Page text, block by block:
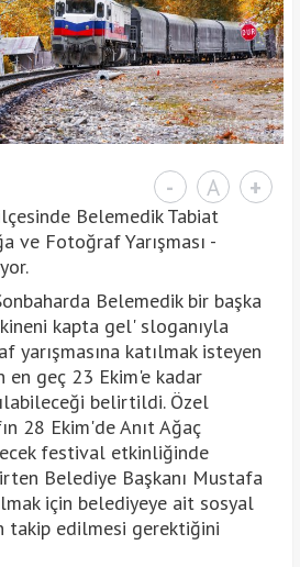
- A +
Belemedik Tabiat
ve Fotoğraf Yarışması -
Belemedik bir başka
kapta gel' sloganıyla
yarışmasına katılmak isteyen
geç 23 Ekim'e kadar
belirtildi. Özel
28 Ekim'de Anıt Ağaç
festival etkinliğinde
Belediye Başkanı Mustafa
için belediyeye ait sosyal
takip edilmesi gerektiğini